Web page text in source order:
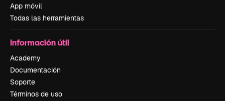
App móvil
Todas las herramientas
Información útil
Academy
Documentación
Soporte
Términos de uso